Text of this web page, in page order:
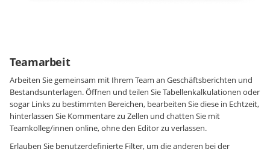
Teamarbeit
Arbeiten Sie gemeinsam mit Ihrem Team an Geschäftsberichten und
Bestandsunterlagen. Öffnen und teilen Sie Tabellenkalkulationen oder
sogar Links zu bestimmten Bereichen, bearbeiten Sie diese in Echtzeit,
hinterlassen Sie Kommentare zu Zellen und chatten Sie mit
Teamkolleg/innen online, ohne den Editor zu verlassen.
Erlauben Sie benutzerdefinierte Filter, um die anderen bei der